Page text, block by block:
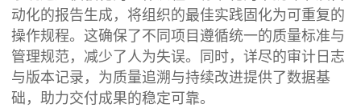
动化的报告生成，将组织的最佳实践固化为可重复的
操作规程。这确保了不同项目遵循统一的质量标准与
管理规范，减少了人为失误。同时，详尽的审计日志
与版本记录，为质量追溯与持续改进提供了数据基
础，助力交付成果的稳定可靠。